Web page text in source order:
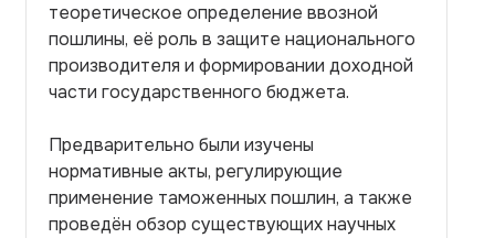
теоретическое определение ввозной
пошлины, её роль в защите национального
производителя и формировании доходной
части государственного бюджета.
Предварительно были изучены
нормативные акты, регулирующие
применение таможенных пошлин, а также
проведён обзор существующих научных